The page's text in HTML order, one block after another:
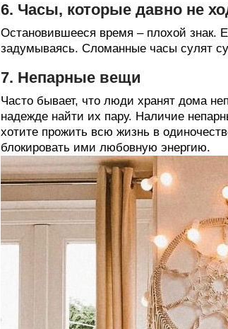
6. Часы, которые давно не
Остановившееся время – плохой знак.
задумываясь. Сломанные часы сулят
7. Непарные вещи
Часто бывает, что люди хранят дома
надежде найти их пару. Наличие
хотите прожить всю жизнь в
блокировать ими любовную энергию.